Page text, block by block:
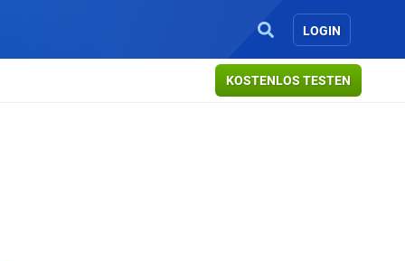
LOGIN
KOSTENLOS TESTEN